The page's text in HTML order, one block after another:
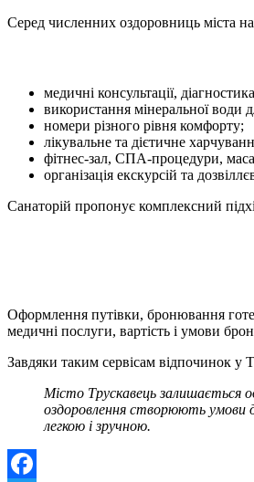
Серед численних оздоровниць міста
медичні консультації,
використання мінеральної води
номери різного рівня комфорту;
лікувальне та дієтичне
фітнес-зал, СПА-процедури,
організація екскурсій та
Санаторій пропонує комплексний
Оформлення путівки, бронювання
медичні послуги, вартість і умови
Завдяки таким сервісам відпочинок у
Місто Трускавець залишається
оздоровлення створюють умови
легкою і зручною.